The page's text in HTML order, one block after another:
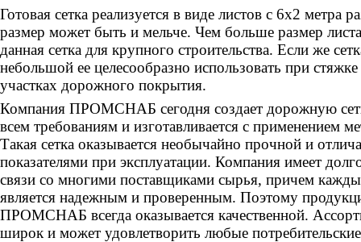
Готовая сетка реализуется в виде листов с 6х2 метра
размер может быть и мельче. Чем больше размер
данная сетка для крупного строительства. Если же
небольшой ее целесообразно использовать при
участках дорожного покрытия.
Компания ПРОМСНАБ сегодня создает дорожную
всем требованиям и изготавливается с применением
Такая сетка оказывается необычайно прочной и
показателями при эксплуатации. Компания имеет
связи со многими поставщиками сырья, причем
является надежным и проверенным. Поэтому
ПРОМСНАБ всегда оказывается качественной.
широк и может удовлетворить любые